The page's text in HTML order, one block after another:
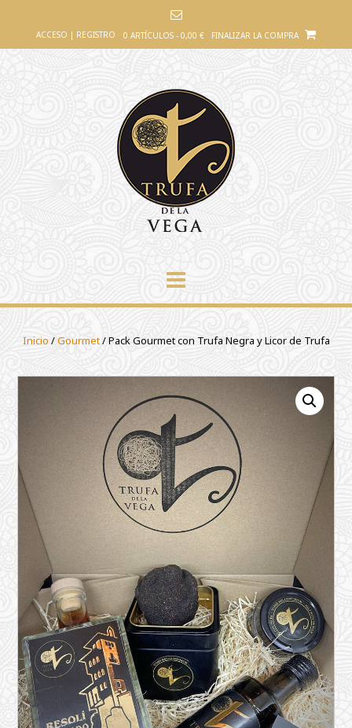
contenidoACCESO | REGISTRO 0 ARTÍCULOS - 0,00 € FINALIZAR LA COMPRA
Inicio /Gourmet/ Pack Gourmet con Trufa Negra y Licor de Trufa